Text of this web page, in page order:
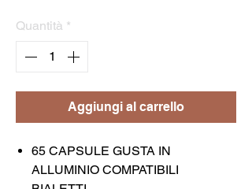
Quantità *
Aggiungi al carrello
65 CAPSULE GUSTA IN
ALLUMINIO COMPATIBILI